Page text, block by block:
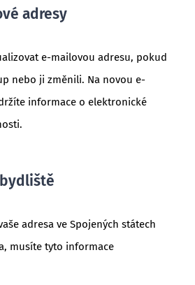
adresy
e-mailovou adresu, pokud
nebo ji změnili. Na novou e-
informace o elektronické
adresa ve Spojených státech
musíte tyto informace